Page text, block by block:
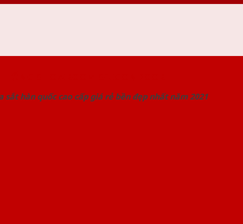
sắt hàn quốc cao cấp giá rẻ bền đẹp nhất năm 2021